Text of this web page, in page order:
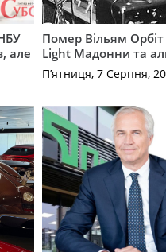
але
Помер Вільям
Light Мадонни та
П’ятниця, 7 Серпня,